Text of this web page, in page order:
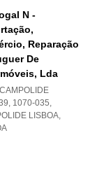
N -
Reparação
De
Lda
1070-035,
LISBOA,